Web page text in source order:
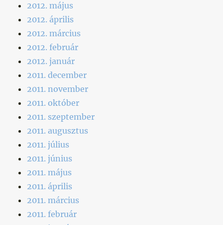
2012. május
2012. április
2012. március
2012. február
2012. január
2011. december
2011. november
2011. október
2011. szeptember
2011. augusztus
2011. július
2011. június
2011. május
2011. április
2011. március
2011. február